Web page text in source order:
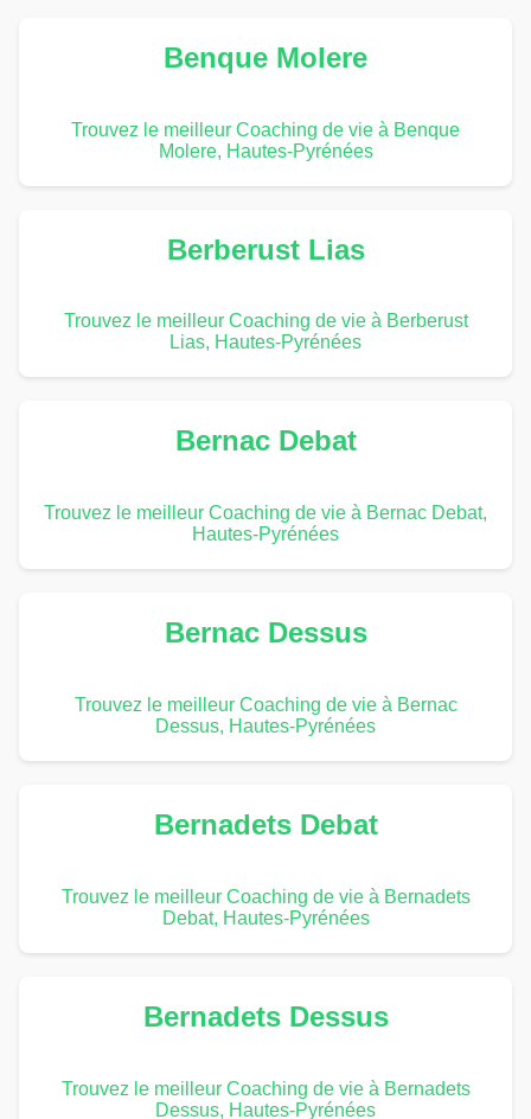
Benque Molere
Trouvez le meilleur Coaching de vie à Benque
Molere, Hautes-Pyrénées
Berberust Lias
Trouvez le meilleur Coaching de vie à Berberust
Lias, Hautes-Pyrénées
Bernac Debat
Trouvez le meilleur Coaching de vie à Bernac Debat,
Hautes-Pyrénées
Bernac Dessus
Trouvez le meilleur Coaching de vie à Bernac
Dessus, Hautes-Pyrénées
Bernadets Debat
Trouvez le meilleur Coaching de vie à Bernadets
Debat, Hautes-Pyrénées
Bernadets Dessus
Trouvez le meilleur Coaching de vie à Bernadets
Dessus, Hautes-Pyrénées